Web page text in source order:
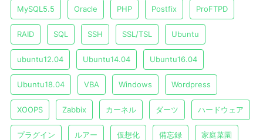
MySQL5.5 Oracle PHP Postfix ProFTPD
RAID SQL SSH SSL/TSL Ubuntu
ubuntu12.04 Ubuntu14.04 Ubuntu16.04
Ubuntu18.04 VBA Windows Wordpress
XOOPS Zabbix カーネル ダーツ ハードウェア
プラグイン ルアー 仮想化 備忘録 家庭菜園